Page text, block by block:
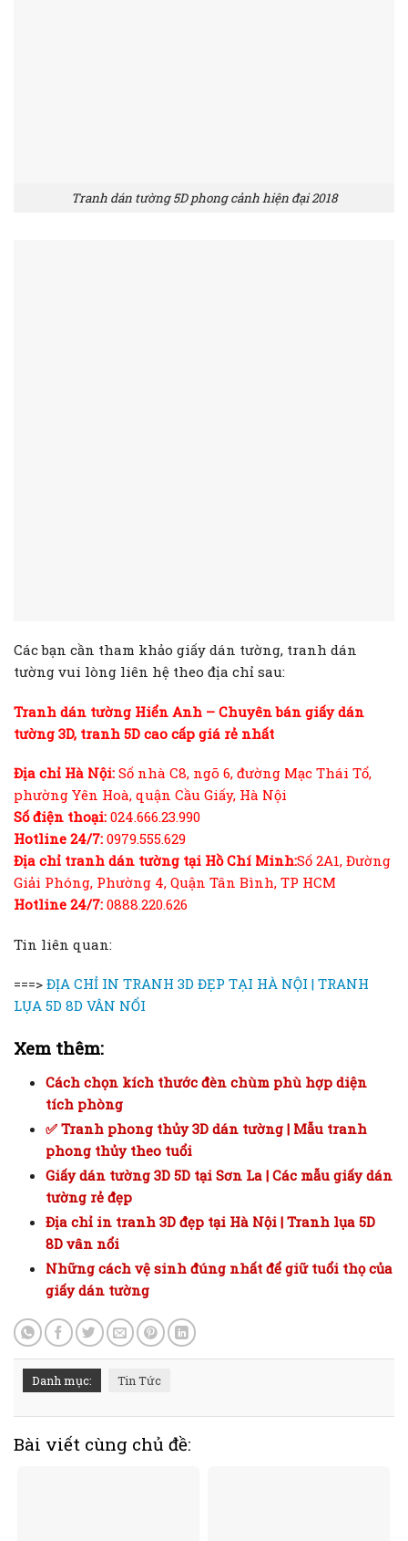
Tranh dán tường 5D phong cảnh hiện đại 2018
Các bạn cần tham khảo giấy dán tường, tranh dán
tường vui lòng liên hệ theo địa chỉ sau:
Tranh dán tường Hiển Anh – Chuyên bán giấy dán
tường 3D, tranh 5D cao cấp giá rẻ nhất
Địa chỉ Hà Nội: Số nhà C8, ngõ 6, đường Mạc Thái Tổ,
phường Yên Hoà, quận Cầu Giấy, Hà Nội
Số điện thoại: 024.666.23.990
Hotline 24/7: 0979.555.629
Địa chỉ tranh dán tường tại Hồ Chí Minh:Số 2A1, Đường
Giải Phóng, Phường 4, Quận Tân Bình, TP HCM
Hotline 24/7: 0888.220.626
Tin liên quan:
===> ĐỊA CHỈ IN TRANH 3D ĐẸP TẠI HÀ NỘI | TRANH
LỤA 5D 8D VÂN NỔI
Xem thêm:
Cách chọn kích thước đèn chùm phù hợp diện
tích phòng
✅ Tranh phong thủy 3D dán tường | Mẫu tranh
phong thủy theo tuổi
Giấy dán tường 3D 5D tại Sơn La | Các mẫu giấy dán
tường rẻ đẹp
Địa chỉ in tranh 3D đẹp tại Hà Nội | Tranh lụa 5D
8D vân nổi
Những cách vệ sinh đúng nhất để giữ tuổi thọ của
giấy dán tường
Danh mục: Tin Tức
Bài viết cùng chủ đề: